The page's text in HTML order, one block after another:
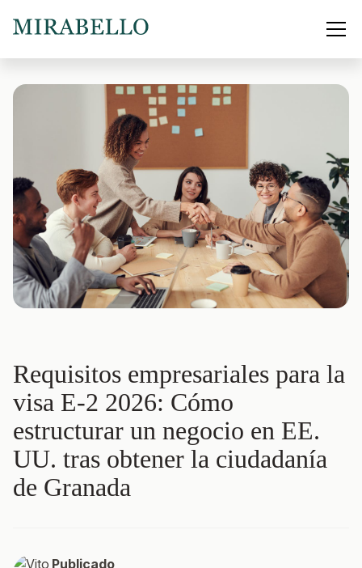
Requisitos empresariales para la
visa E-2 2026: Cómo
estructurar un negocio en EE.
UU. tras obtener la ciudadanía
de Granada
Publicado